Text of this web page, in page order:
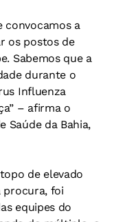
convocamos a
os postos de
Sabemos que a
durante o
Influenza
– afirma o
Saúde da Bahia,
de elevado
procura, foi
equipes do